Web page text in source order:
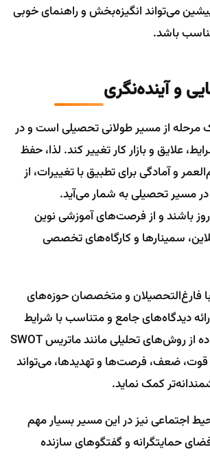
می‌تواند انگیزه‌بخش و راهنمای خوبی
باشد.
و آینده‌نگری
مرحله از مسیر طولانی تحصیلی است و در
علایق و بازار کار تغییر کند. لذا، حفظ
و آمادگی برای تطبیق با تغییرات، از
مسیر تحصیلی به شمار می‌آید.
روز باشند و از فرصت‌های آموزشی نوین
سمینارها و کارگاه‌های تخصصی
با فارغ‌التحصیلان و متخصصان حوزه‌های
دیدگاه‌های جامع و متناسب با شرایط
روز کمک کند. استفاده از روش‌های تحلیلی مانند ماتریس SWOT
قوت، ضعف، فرصت‌ها و تهدیدها، می‌تواند
کمک نماید.
اجتماعی نیز در این مسیر بسیار مهم
حمایتگرانه و گفتگوهای سازنده